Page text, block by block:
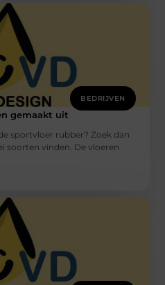
BEDRIJVEN
gemaakt uit
sportvloer rubber? Zoek dan
soorten vinden. De vloeren